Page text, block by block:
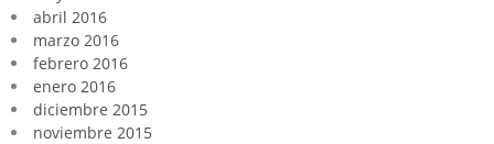
abril 2016
marzo 2016
febrero 2016
enero 2016
diciembre 2015
noviembre 2015